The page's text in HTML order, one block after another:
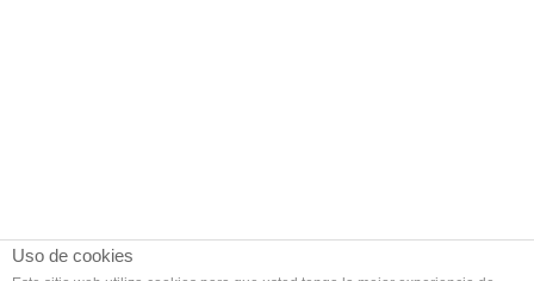
Uso de cookies